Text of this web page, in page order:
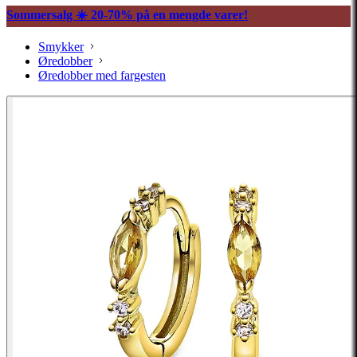
Sommersalg ☀️ 20-70% på en mengde varer!
Smykker
Øredobber
Øredobber med fargesten